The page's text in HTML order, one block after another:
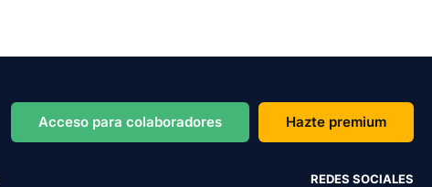
Acceso para colaboradores Hazte premium
REDES SOCIALES